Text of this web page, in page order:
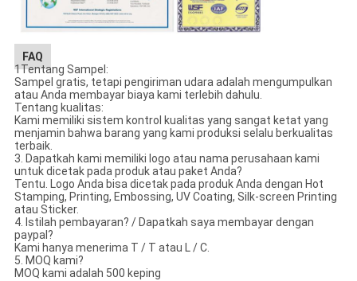
FAQ
1Tentang Sampel:
Sampel gratis, tetapi pengiriman udara adalah mengumpulkan
atau Anda membayar biaya kami terlebih dahulu.
Tentang kualitas:
Kami memiliki sistem kontrol kualitas yang sangat ketat yang
menjamin bahwa barang yang kami produksi selalu berkualitas
terbaik.
3. Dapatkah kami memiliki logo atau nama perusahaan kami
untuk dicetak pada produk atau paket Anda?
Tentu. Logo Anda bisa dicetak pada produk Anda dengan Hot
Stamping, Printing, Embossing, UV Coating, Silk-screen Printing
atau Sticker.
4. Istilah pembayaran? / Dapatkah saya membayar dengan
paypal?
Kami hanya menerima T / T atau L / C.
5. MOQ kami?
MOQ kami adalah 500 keping